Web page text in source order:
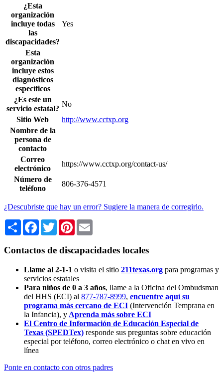
¿Esta
organización
incluye todas
las
discapacidades?
Yes
Esta
organización
incluye estos
diagnósticos
específicos
¿Es este un
servicio estatal?
No
Sitio Web
http://www.cctxp.org
Nombre de la
persona de
contacto
Correo
electrónico
https://www.cctxp.org/contact-us/
Número de
teléfono
806-376-4571
¿Descubriste que hay un error? Sugiere la manera de corregirlo.
Share Facebook
TwitterPinterest
Contactos de discapacidades locales
Llame al 2-1-1 o visita el sitio 211texas.org para programas y
servicios estatales
Para niños de 0 a 3 años, llame a la Oficina del Ombudsman
del HHS (ECI) al 877-787-8999, encuentre aquí su
programa más cercano de ECI (Intervención Temprana en
la Infancia), y Aprenda más sobre ECI
El Centro de Información de Educación Especial de
Texas (SPEDTex) responde sus preguntas sobre educación
especial por teléfono, correo electrónico o chat en vivo en
línea
Ponte en contacto con otros padres